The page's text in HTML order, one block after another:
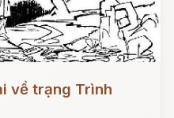
về trạng Trình